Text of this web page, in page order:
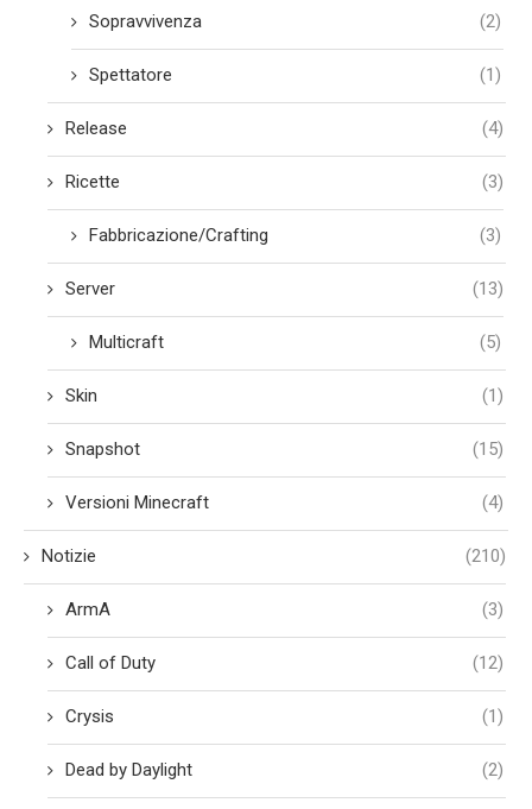
Sopravvivenza (2)
Spettatore (1)
Release (4)
Ricette (3)
Fabbricazione/Crafting (3)
Server (13)
Multicraft (5)
Skin (1)
Snapshot (15)
Versioni Minecraft (4)
Notizie (210)
ArmA (3)
Call of Duty (12)
Crysis (1)
Dead by Daylight (2)